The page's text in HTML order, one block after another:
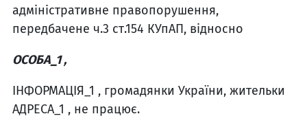
адміністративне правопорушення,
передбачене ч.3 ст.154 КУпАП, відносно
ОСОБА_1 ,
ІНФОРМАЦІЯ_1 , громадянки України, жительки
АДРЕСА_1 , не працює.